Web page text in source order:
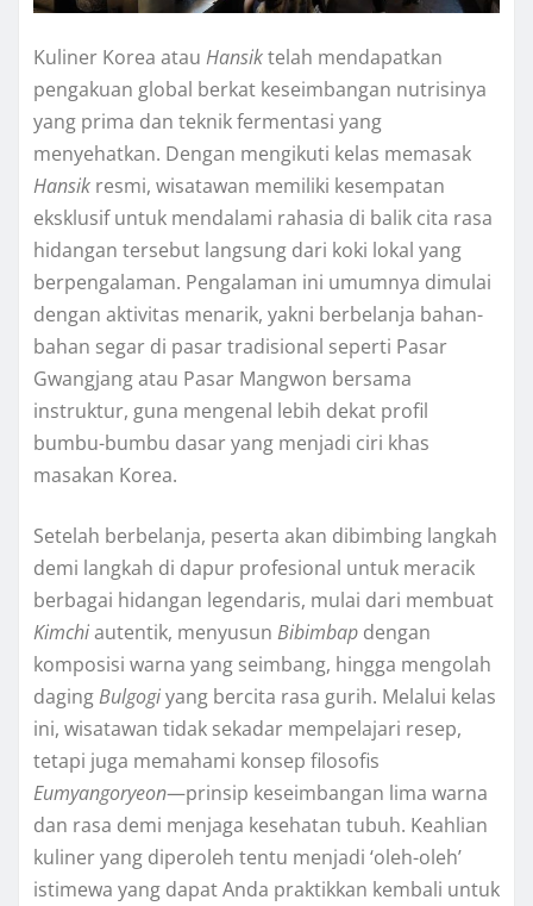
Kuliner Korea atau Hansiktelah mendapatkan
pengakuan global berkat keseimbangan nutrisinya
yang prima dan teknik fermentasi yang
menyehatkan. Dengan mengikuti kelas memasak
Hansik resmi, wisatawan memiliki kesempatan
eksklusif untuk mendalami rahasia di balik cita rasa
hidangan tersebut langsung dari koki lokal yang
berpengalaman. Pengalaman ini umumnya dimulai
dengan aktivitas menarik, yakni berbelanja bahan-
bahan segar di pasar tradisional seperti Pasar
Gwangjang atau Pasar Mangwon bersama
instruktur, guna mengenal lebih dekat profil
bumbu-bumbu dasar yang menjadi ciri khas
masakan Korea.
Setelah berbelanja, peserta akan dibimbing langkah
demi langkah di dapur profesional untuk meracik
berbagai hidangan legendaris, mulai dari membuat
Kimchiautentik, menyusun Bibimbap dengan
komposisi warna yang seimbang, hingga mengolah
dagingBulgogiyang bercita rasa gurih. Melalui kelas
ini, wisatawan tidak sekadar mempelajari resep,
tetapi juga memahami konsep filosofis
Eumyangoryeon—prinsip keseimbangan lima warna
dan rasa demi menjaga kesehatan tubuh. Keahlian
kuliner yang diperoleh tentu menjadi ‘oleh-oleh’
istimewa yang dapat Anda praktikkan kembali untuk